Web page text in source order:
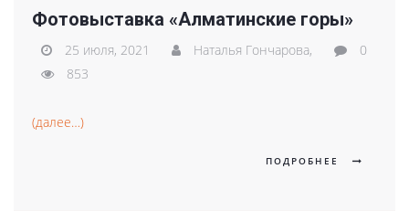
Фотовыставка «Алматинские горы»
25 июля, 2021 Наталья Гончарова,
0
853
(далее…)
ПОДРОБНЕЕ